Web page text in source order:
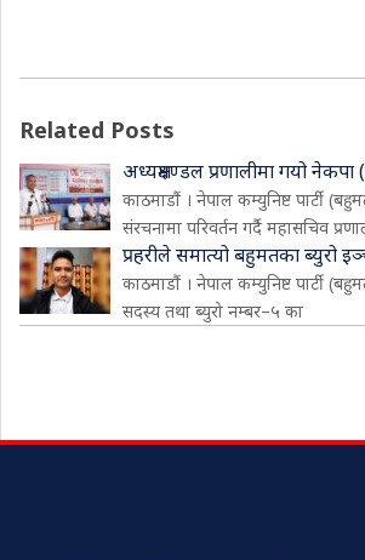
Related Posts
अध्यक्षमण्डल प्रणालीमा गयो
काठमाडौं । नेपाल कम्युनिष्ट पार्टी
संरचनामा परिवर्तन गर्दै महासचिव
प्रहरीले समात्यो बहुमतका ब्युरो
काठमाडौं । नेपाल कम्युनिष्ट पार्टी
सदस्य तथा ब्युरो नम्बर–५ का